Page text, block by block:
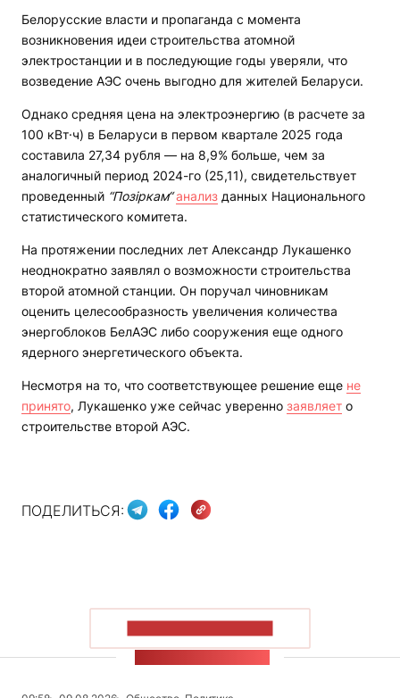
Белорусские власти и пропаганда с момента
возникновения идеи строительства атомной
электростанции и в последующие годы уверяли, что
возведение АЭС очень выгодно для жителей Беларуси.
Однако средняя цена на электроэнергию (в расчете за
100 кВт·ч) в Беларуси в первом квартале 2025 года
составила 27,34 рубля — на 8,9% больше, чем за
аналогичный период 2024-го (25,11), свидетельствует
проведенный “Позіркам“ анализ данных Национального
статистического комитета.
На протяжении последних лет Александр Лукашенко
неоднократно заявлял о возможности строительства
второй атомной станции. Он поручал чиновникам
оценить целесообразность увеличения количества
энергоблоков БелАЭС либо сооружения еще одного
ядерного энергетического объекта.
Несмотря на то, что соответствующее решение еще не
принято, Лукашенко уже сейчас уверенно заявляет о
строительстве второй АЭС.
ПОДЕЛИТЬСЯ: